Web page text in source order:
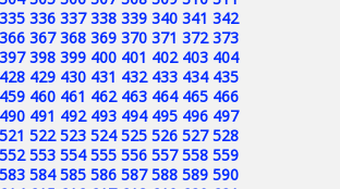
335 336 337 338 339 340 341 342
366 367 368 369 370 371 372 373
397 398 399 400 401 402 403 404
428 429 430 431 432 433 434 435
459 460 461 462 463 464 465 466
490 491 492 493 494 495 496 497
521 522 523 524 525 526 527 528
552 553 554 555 556 557 558 559
583 584 585 586 587 588 589 590